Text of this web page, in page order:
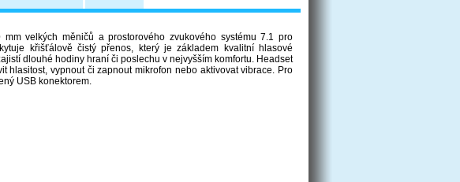
velkých měničů a prostorového zvukového systému 7.1 pro
křišťálově čistý přenos, který je základem kvalitní hlasové
dlouhé hodiny hraní či poslechu v nejvyšším komfortu. Headset
vypnout či zapnout mikrofon nebo aktivovat vibrace. Pro
USB konektorem.